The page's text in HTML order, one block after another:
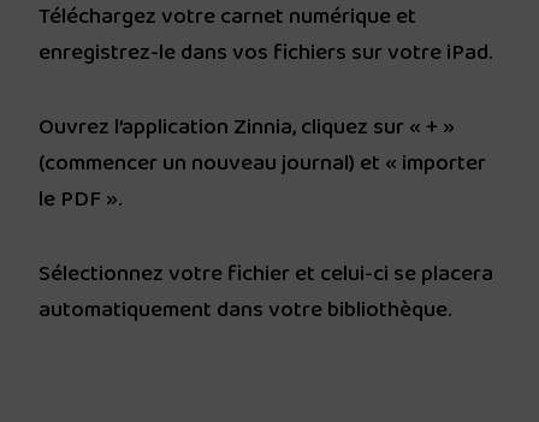
Téléchargez votre carnet numérique et
enregistrez-le dans vos fichiers sur votre iPad.
Ouvrez l’application Zinnia, cliquez sur « + »
(commencer un nouveau journal) et « importer
le PDF ».
Sélectionnez votre fichier et celui-ci se placera
automatiquement dans votre bibliothèque.